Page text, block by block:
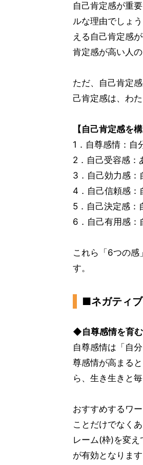
自己肯定感が重
ルな理由でしょ
える自己肯定感
肯定感が高い人
ただ、自己肯定
己肯定感は、わ
【自己肯定感を
1．自尊感情：自
2．自己受容感：
3．自己効力感：
4．自己信頼感：
5．自己決定感：
6．自己有用感：
これら「6つの感
す。
■ネガティ
◆自尊感情を育む
自尊感情は「自
尊感情が高まる
ら、生き生きと
おすすめするワ
ことだけでなく
レーム(枠)を変
が有効となります